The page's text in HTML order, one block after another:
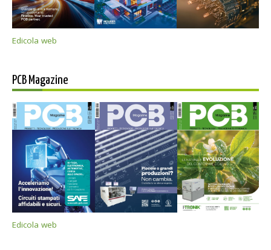
Edicola web
PCB Magazine
Edicola web